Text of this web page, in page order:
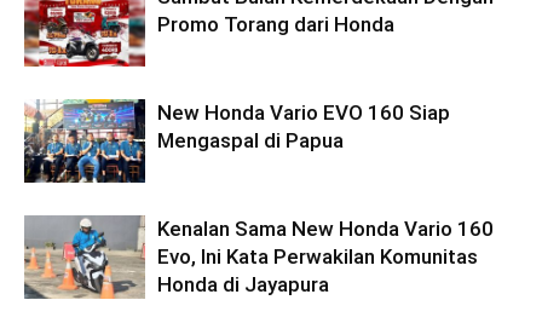
Promo Torang dari Honda
New Honda Vario EVO 160 Siap
Mengaspal di Papua
Kenalan Sama New Honda Vario 160
Evo, Ini Kata Perwakilan Komunitas
Honda di Jayapura